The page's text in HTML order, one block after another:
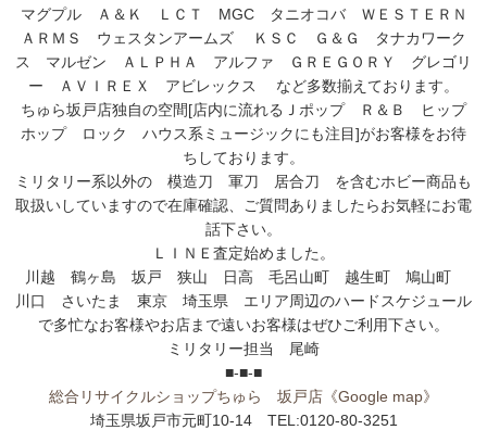
マグプル Ａ＆Ｋ ＬＣＴ MGC タニオコバ ＷＥＳＴＥＲＮ
ＡＲＭＳ ウェスタンアームズ ＫＳＣ Ｇ＆Ｇ タナカワーク
ス マルゼン ＡＬＰＨＡ アルファ ＧＲＥＧＯＲＹ グレゴリ
ー ＡＶＩＲＥＸ アビレックス など多数揃えております。
ちゅら坂戸店独自の空間[店内に流れるＪポップ Ｒ＆Ｂ ヒップ
ホップ ロック ハウス系ミュージックにも注目]がお客様をお待
ちしております。
ミリタリー系以外の 模造刀 軍刀 居合刀 を含むホビー商品も
取扱いしていますので在庫確認、ご質問ありましたらお気軽にお電
話下さい。
ＬＩＮＥ査定始めました。
川越 鶴ヶ島 坂戸 狭山 日高 毛呂山町 越生町 鳩山町
川口 さいたま 東京 埼玉県 エリア周辺のハードスケジュール
で多忙なお客様やお店まで遠いお客様はぜひご利用下さい。
ミリタリー担当 尾崎
■-■-■
総合リサイクルショップちゅら 坂戸店 《Google map》
埼玉県坂戸市元町10-14 TEL:0120-80-3251